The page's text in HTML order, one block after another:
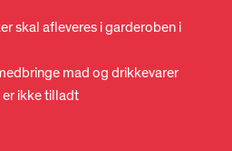
skal afleveres i garderoben i
mad og drikkevarer
ikke tilladt